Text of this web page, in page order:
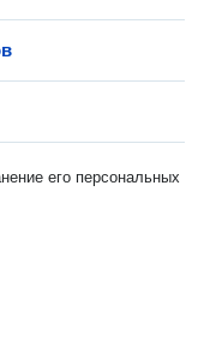
его персональных